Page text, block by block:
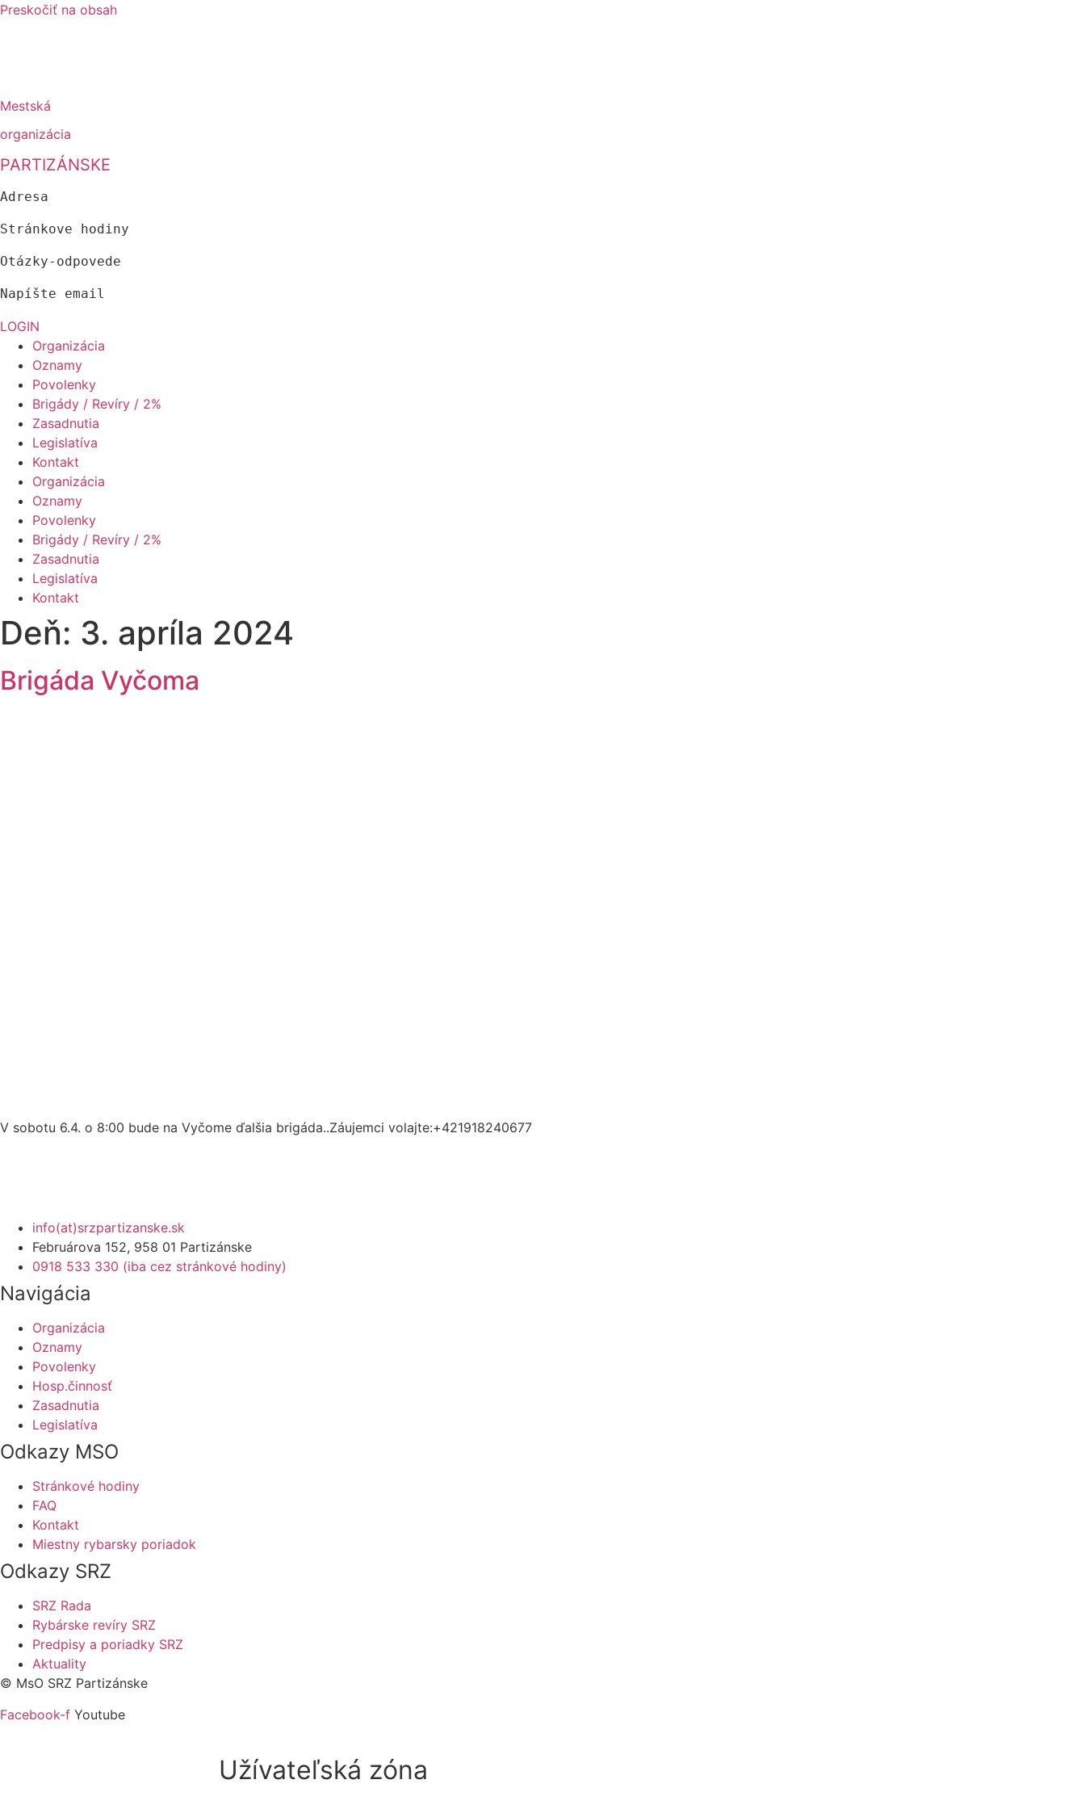
Preskočiť na obsah
Mestská
organizácia
PARTIZÁNSKE
Adresa
Stránkove hodiny
Otázky-odpovede
Napíšte email
LOGIN
Organizácia
Oznamy
Povolenky
Brigády / Revíry / 2%
Zasadnutia
Legislatíva
Kontakt
Organizácia
Oznamy
Povolenky
Brigády / Revíry / 2%
Zasadnutia
Legislatíva
Kontakt
Deň: 3. apríla 2024
Brigáda Vyčoma
V sobotu 6.4. o 8:00 bude na Vyčome ďalšia brigáda..Záujemci volajte:+421918240677
info(at)srzpartizanske.sk
Februárova 152, 958 01 Partizánske
0918 533 330 (iba cez stránkové hodiny)
Navigácia
Organizácia
Oznamy
Povolenky
Hosp.činnosť
Zasadnutia
Legislatíva
Odkazy MSO
Stránkové hodiny
FAQ
Kontakt
Miestny rybarsky poriadok
Odkazy SRZ
SRZ Rada
Rybárske revíry SRZ
Predpisy a poriadky SRZ
Aktuality
© MsO SRZ Partizánske
Facebook-f Youtube
Užívateľská zóna